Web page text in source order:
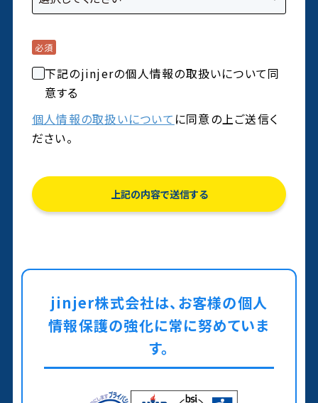
下記のjinjerの個人情報の取扱いについて同
意する
個人情報の取扱いについて に同意の上ご送信く
ださい。
jinjer株式会社は、お客様の個人
情報保護の強化に常に努めていま
す。